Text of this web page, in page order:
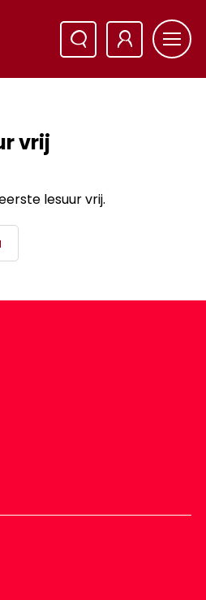
vrij
lesuur vrij.